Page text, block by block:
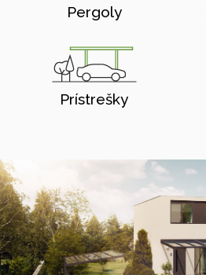
Pergoly
Prístrešky